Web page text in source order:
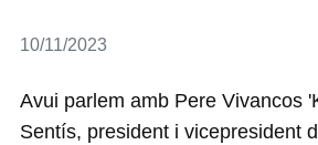
Detalls
10/11/2023
Avui parlem amb Pere Vivancos
Sentís, president i vicepresident